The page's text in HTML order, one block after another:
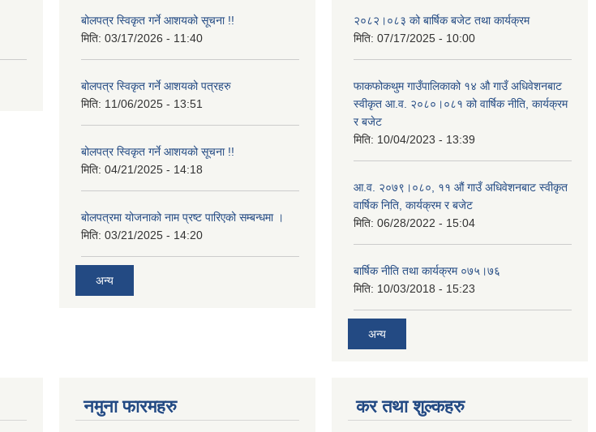
बोलपत्र स्विकृत गर्ने आशयको सूचना !!
मिति: 03/17/2026 - 11:40
बोलपत्र स्विकृत गर्ने आशयको पत्रहरु
मिति: 11/06/2025 - 13:51
बोलपत्र स्विकृत गर्ने आशयको सूचना !!
मिति: 04/21/2025 - 14:18
बोलपत्रमा योजनाको नाम प्रष्ट पारिएको सम्बन्धमा ।
मिति: 03/21/2025 - 14:20
अन्य
२०८२।०८३ को बार्षिक बजेट तथा कार्यक्रम
मिति: 07/17/2025 - 10:00
फाकफोकथुम गाउँपालिकाको १४ औ गाउँ अधिवेशनबाट
स्वीकृत आ.व. २०८०।०८१ को वार्षिक नीति, कार्यक्रम
र बजेट
मिति: 10/04/2023 - 13:39
आ.व. २०७९।०८०, ११ औं गाउँ अधिवेशनबाट स्वीकृत
वार्षिक निति, कार्यक्रम र बजेट
मिति: 06/28/2022 - 15:04
बार्षिक नीति तथा कार्यक्रम ०७५।७६
मिति: 10/03/2018 - 15:23
अन्य
नमुना फारमहरु कर तथा शुल्कहरु